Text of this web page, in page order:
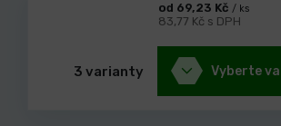
od 69,23 Kč / ks
83,77 Kč s DPH
3 varianty Vyberte